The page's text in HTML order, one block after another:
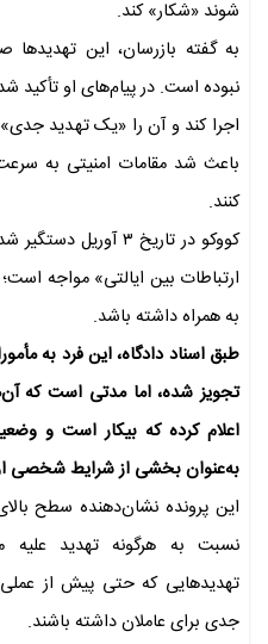
شوند «شکار» کند.
به گفته بازرسان، این
نبوده است. در پیام‌های او تأکید
اجرا کند و آن را «یک تهدید
باعث شد مقامات امنیتی به
کنند.
کووکو در تاریخ ۳
ارتباطات بین ایالتی» مواجه
به همراه داشته باشد.
طبق اسناد دادگاه، این فرد به
تجویز شده، اما مدتی است که
اعلام کرده که بیکار است و
به‌عنوان بخشی از شرایط شخصی او
این پرونده نشان‌دهنده سطح
نسبت به هرگونه تهدید علیه
تهدیدهایی که حتی پیش از عملی
جدی برای عاملان داشته باشند.